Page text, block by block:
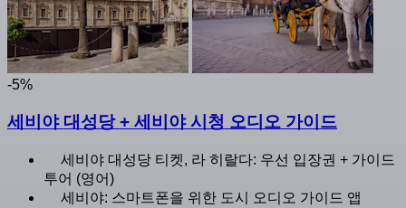
-5%
세비야 대성당 + 세비야 시청 오디오 가이드
세비야 대성당 티켓, 라 히랄다: 우선 입장권 + 가이드
투어 (영어)
세비야: 스마트폰을 위한 도시 오디오 가이드 앱